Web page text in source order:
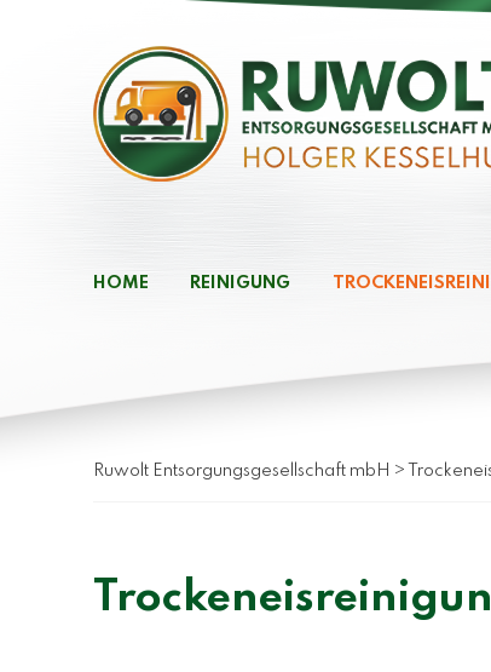
HOME REINIGUNG
Ruwolt Entsorgungsgesellschaft mbH >